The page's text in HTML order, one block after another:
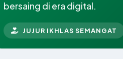
bersaing di era digital.
JUJUR IKHLAS SEMANGAT